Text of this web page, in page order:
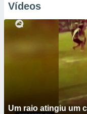
Vídeos
Um raio atingiu um